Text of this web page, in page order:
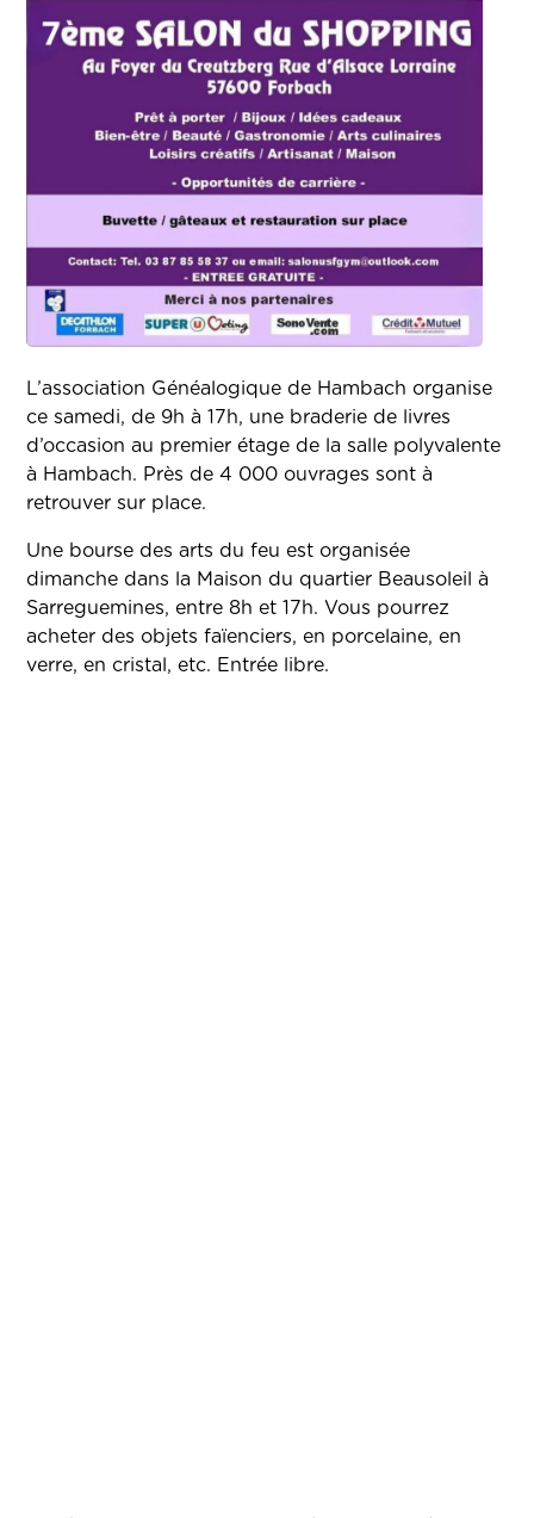
L’association Généalogique de Hambach organise
ce samedi, de 9h à 17h, une braderie de livres
d’occasion au premier étage de la salle polyvalente
à Hambach. Près de 4 000 ouvrages sont à
retrouver sur place.
Une bourse des arts du feu est organisée
dimanche dans la Maison du quartier Beausoleil à
Sarreguemines, entre 8h et 17h. Vous pourrez
acheter des objets faïenciers, en porcelaine, en
verre, en cristal, etc. Entrée libre.